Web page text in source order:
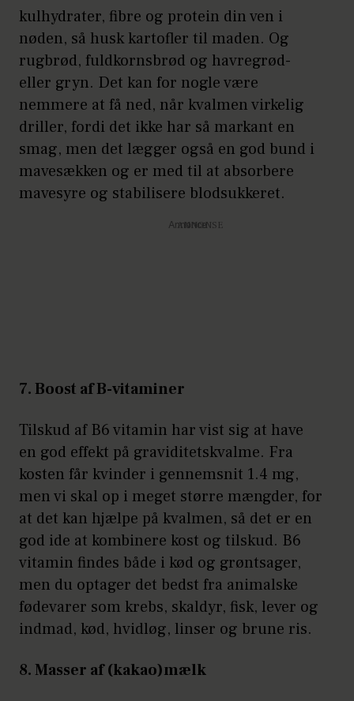
kulhydrater, fibre og protein din ven i
nøden, så husk kartofler til maden. Og
rugbrød, fuldkornsbrød og havregrød-
eller gryn. Det kan for nogle være
nemmere at få ned, når kvalmen virkelig
driller, fordi det ikke har så markant en
smag, men det lægger også en god bund i
mavesækken og er med til at absorbere
mavesyre og stabilisere blodsukkeret.
Annonce
7. Boost af B-vitaminer
Tilskud af B6 vitamin har vist sig at have
en god effekt på graviditetskvalme. Fra
kosten får kvinder i gennemsnit 1.4 mg,
men vi skal op i meget større mængder, for
at det kan hjælpe på kvalmen, så det er en
god ide at kombinere kost og tilskud. B6
vitamin findes både i kød og grøntsager,
men du optager det bedst fra animalske
fødevarer som krebs, skaldyr, fisk, lever og
indmad, kød, hvidløg, linser og brune ris.
8. Masser af (kakao)mælk